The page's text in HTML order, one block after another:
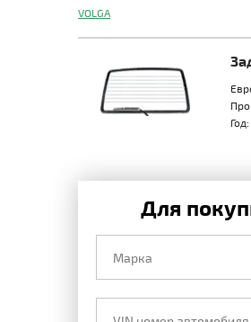
VOLGA
Год:
Для